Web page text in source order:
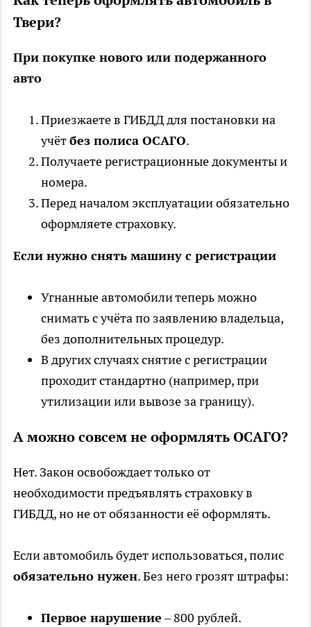
Твери?
При покупке нового или подержанного
авто
Приезжаете в ГИБДД для постановки на
учётбез полиса ОСАГО.
Получаете регистрационные документы и
номера.
Перед началом эксплуатации обязательно
оформляете страховку.
Если нужно снять машину с регистрации
Угнанные автомобили теперь можно
снимать с учёта по заявлению владельца,
без дополнительных процедур.
В других случаях снятие с регистрации
проходит стандартно (например, при
утилизации или вывозе за границу).
А можно совсем не оформлять ОСАГО?
Нет. Закон освобождает только от
необходимости предъявлять страховку в
ГИБДД, но не от обязанности её оформлять.
Если автомобиль будет использоваться, полис
обязательно нужен. Без него грозят штрафы:
Первое нарушение– 800 рублей.